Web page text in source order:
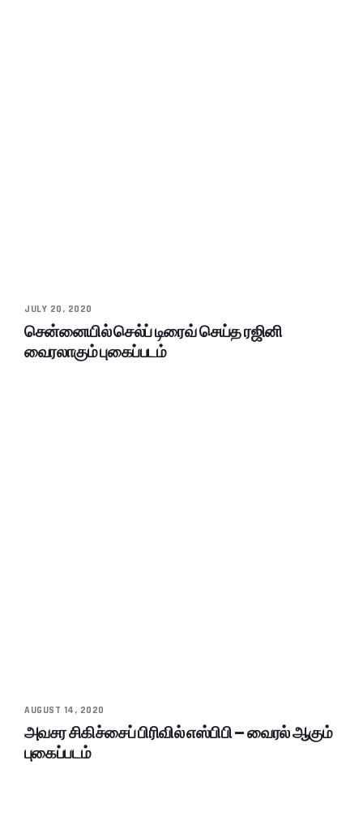
JULY 20, 2020
சென்னையில் செல்ப் டிரைவ் செய்த ரஜினி
வைரலாகும் புகைப்படம்
AUGUST 14, 2020
அவசர சிகிச்சைப் பிரிவில் எஸ்பிபி – வைரல் ஆகும்
புகைப்படம்